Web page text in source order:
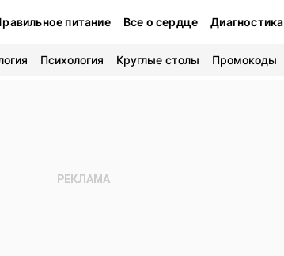
питание Все о сердце Диагностика
Психология Круглые столы Промокоды